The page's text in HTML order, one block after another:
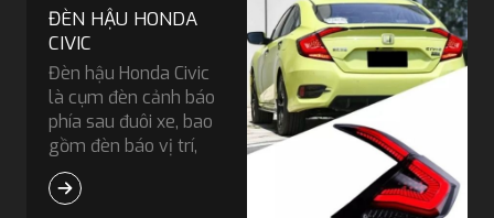
ĐÈN HẬU HONDA
CIVIC
Đèn hậu Honda Civic
là cụm đèn cảnh báo
phía sau đuôi xe, bao
gồm đèn báo vị trí,
đèn phanh, đèn xi-
nhan và đèn lùi. Cụm